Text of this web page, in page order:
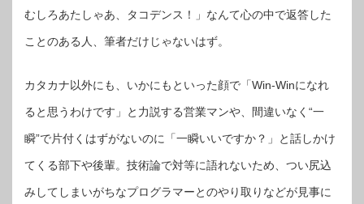
むしろあたしゃあ、タコデンス！」なんて心の中で返答した
ことのある人、筆者だけじゃないはず。
カタカナ以外にも、いかにもといった顔で「Win-Winになれ
ると思うわけです」と力説する営業マンや、間違いなく“一
瞬”で片付くはずがないのに「一瞬いいですか？」と話しかけ
てくる部下や後輩。技術論で対等に語れないため、つい尻込
みしてしまいがちなプログラマーとのやり取りなどが見事に